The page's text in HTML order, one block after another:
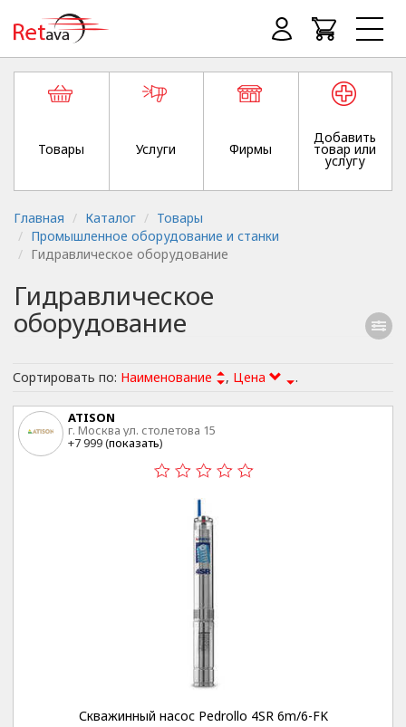
Товары Услуги Фирмы
Добавить
товар или
услугу
Главная Каталог
Товары
Промышленное оборудование и станки
Гидравлическое оборудование
Гидравлическое
оборудование
Сортировать по: Наименование , Цена .
ATISON
г. Москва ул. столетова 15
+7 999 (показать)
Скважинный насос Pedrollo 4SR 6m/6-FK